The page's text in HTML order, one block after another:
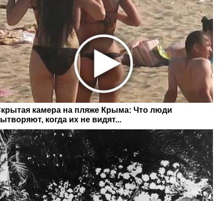
камера на пляже Крыма: Что люди
когда их не видят...